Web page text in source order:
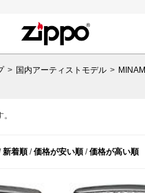
国内アーティストモデル
MINAMI
新着順 /価格が安い順 /価格が高い順